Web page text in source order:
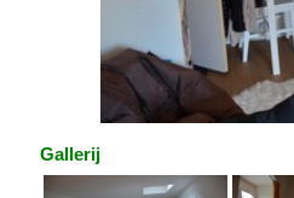
Gallerij